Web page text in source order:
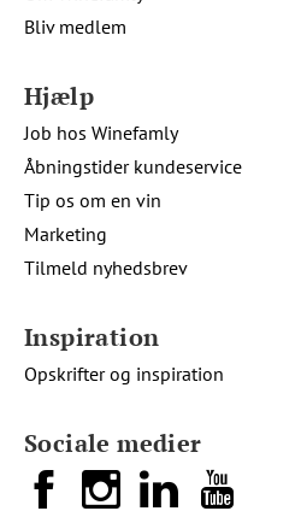
Sociale medier
Bliv medlem
Hjælp
Job hos Winefamly
Åbningstider kundeservice
Tip os om en vin
Marketing
Tilmeld nyhedsbrev
Inspiration
Opskrifter og inspiration